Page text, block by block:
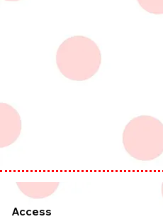
Access